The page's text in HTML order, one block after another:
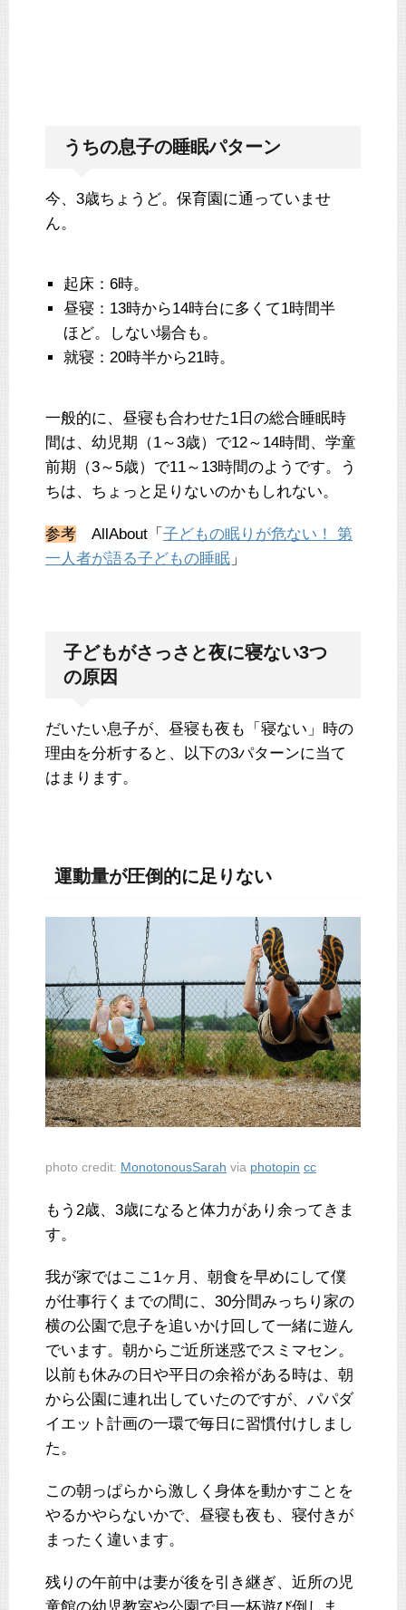
うちの息子の睡眠パターン
今、3歳ちょうど。保育園に通っていませ
ん。
起床：6時。
昼寝：13時から14時台に多くて1時間半
ほど。しない場合も。
就寝：20時半から21時。
一般的に、昼寝も合わせた1日の総合睡眠時
間は、幼児期（1～3歳）で12～14時間、学童
前期（3～5歳）で11～13時間のようです。う
ちは、ちょっと足りないのかもしれない。
参考 AllAbout「 子どもの眠りが危ない！ 第
一人者が語る子どもの睡眠 」
子どもがさっさと夜に寝ない3つ
の原因
だいたい息子が、昼寝も夜も「寝ない」時の
理由を分析すると、以下の3パターンに当て
はまります。
運動量が圧倒的に足りない
photo credit: MonotonousSarah via photopin cc
もう2歳、3歳になると体力があり余ってきま
す。
我が家ではここ1ヶ月、朝食を早めにして僕
が仕事行くまでの間に、30分間みっちり家の
横の公園で息子を追いかけ回して一緒に遊ん
でいます。朝からご近所迷惑でスミマセン。
以前も休みの日や平日の余裕がある時は、朝
から公園に連れ出していたのですが、パパダ
イエット計画の一環で毎日に習慣付けしまし
た。
この朝っぱらから激しく身体を動かすことを
やるかやらないかで、昼寝も夜も、寝付きが
まったく違います。
残りの午前中は妻が後を引き継ぎ、近所の児